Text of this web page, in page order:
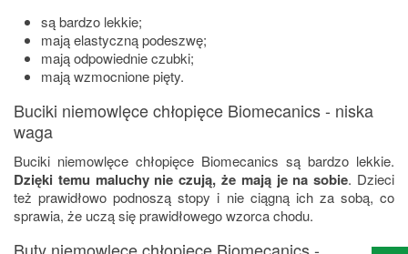
są bardzo lekkie;
mają elastyczną podeszwę;
mają odpowiednie czubki;
mają wzmocnione pięty.
Buciki niemowlęce chłopięce Biomecanics - niska
waga
Buciki niemowlęce chłopięce Biomecanics są bardzo lekkie.
Dzięki temu maluchy nie czują, że mają je na sobie. Dzieci
też prawidłowo podnoszą stopy i nie ciągną ich za sobą, co
sprawia, że uczą się prawidłowego wzorca chodu.